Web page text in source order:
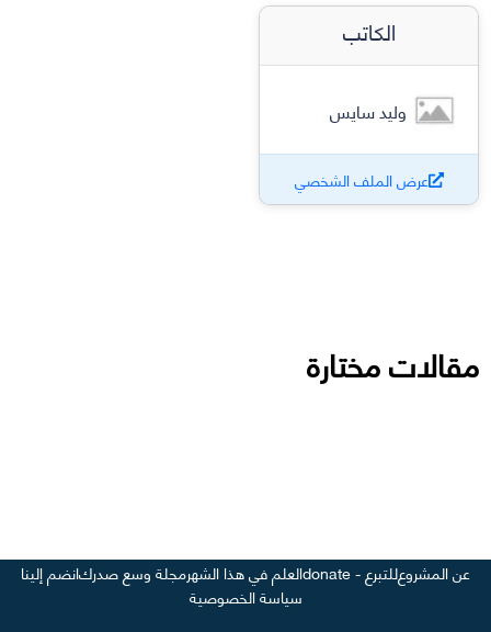
الكاتب
وليد سايس
عرض الملف الشخصي
مقالات مختارة
عن المشروعللتبرع - donate العلم في هذا الشهرمجلة وسع صدركانضم إلينا
سياسة الخصوصية